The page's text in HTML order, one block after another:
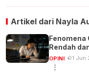
Artikel dari Nayla
Fenomena
Rendah
OPINI 01 Jun